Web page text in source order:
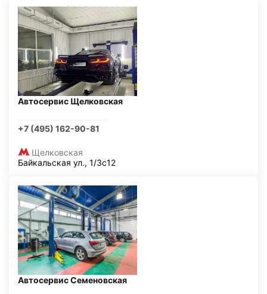
Автосервис Щелковская
+7 (495) 162-90-81
Щелковская
Байкальская ул., 1/3с12
Автосервис Семеновская